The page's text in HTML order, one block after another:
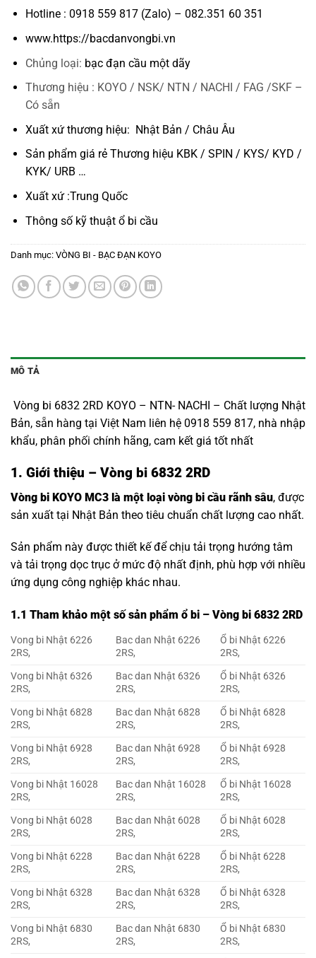
Hotline : 0918 559 817 (Zalo) – 082.351 60 351
www.https://bacdanvongbi.vn
Chủng loại: bạc đạn cầu một dãy
Thương hiệu : KOYO / NSK/ NTN / NACHI / FAG /SKF –
Có sẵn
Xuất xứ thương hiệu: Nhật Bản / Châu Âu
Sản phẩm giá rẻ Thương hiệu KBK / SPIN / KYS/ KYD /
KYK/ URB …
Xuất xứ :Trung Quốc
Thông số kỹ thuậtổ bi cầu
Danh mục: VÒNG BI - BẠC ĐẠN KOYO
MÔ TẢ
Vòng bi 6832 2RD KOYO – NTN- NACHI – Chất lượng Nhật
Bản, sẵn hàng tại Việt Nam liên hệ 0918 559 817, nhà nhập
khẩu, phân phối chính hãng, cam kết giá tốt nhất
1. Giới thiệu – Vòng bi 6832 2RD
Vòng bi KOYO MC3 là một loại vòng bi cầu rãnh sâu, được
sản xuất tại Nhật Bản theo tiêu chuẩn chất lượng cao nhất.
Sản phẩm này được thiết kế để chịu tải trọng hướng tâm
và tải trọng dọc trục ở mức độ nhất định, phù hợp với nhiều
ứng dụng công nghiệp khác nhau.
1.1 Tham khảo một số sản phẩm ổ bi – Vòng bi 6832 2RD
Vong bi Nhật 6226
2RS,
Bac dan Nhật 6226
2RS,
Ổ bi Nhật 6226
2RS,
Vong bi Nhật 6326
2RS,
Bac dan Nhật 6326
2RS,
Ổ bi Nhật 6326
2RS,
Vong bi Nhật 6828
2RS,
Bac dan Nhật 6828
2RS,
Ổ bi Nhật 6828
2RS,
Vong bi Nhật 6928
2RS,
Bac dan Nhật 6928
2RS,
Ổ bi Nhật 6928
2RS,
Vong bi Nhật 16028
2RS,
Bac dan Nhật 16028
2RS,
Ổ bi Nhật 16028
2RS,
Vong bi Nhật 6028
2RS,
Bac dan Nhật 6028
2RS,
Ổ bi Nhật 6028
2RS,
Vong bi Nhật 6228
2RS,
Bac dan Nhật 6228
2RS,
Ổ bi Nhật 6228
2RS,
Vong bi Nhật 6328
2RS,
Bac dan Nhật 6328
2RS,
Ổ bi Nhật 6328
2RS,
Vong bi Nhật 6830
2RS,
Bac dan Nhật 6830
2RS,
Ổ bi Nhật 6830
2RS,